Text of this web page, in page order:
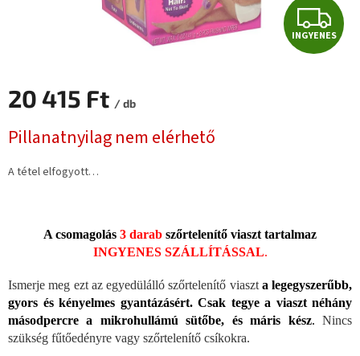
I
N
INGYENES
20 415 Ft / db
Pillanatnyilag nem elérhető
A tétel elfogyott…
A csomagolás 3 darab szőrtelenítő viaszt tartalmaz
INGYENES SZÁLLÍTÁSSAL.
Ismerje meg ezt az egyedülálló szőrtelenítő viaszt a legegyszerűbb,
gyors és kényelmes gyantázásért. Csak tegye a viaszt néhány
másodpercre a mikrohullámú sütőbe, és máris kész. Nincs
szükség fűtőedényre vagy szőrtelenítő csíkokra.